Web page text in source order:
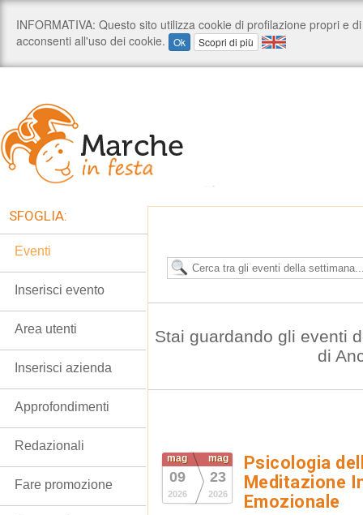
Stai guardando gli eventi
di
mag
09
2026
mag
23
2026
Psicologia
Meditazione
Emozionale
SFOGLIA:
Eventi
Inserisci evento
Area utenti
Inserisci azienda
Approfondimenti
Redazionali
Fare promozione